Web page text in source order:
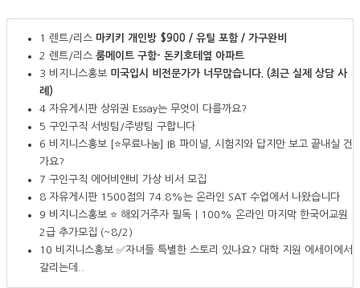
1 렌트/리스 마키키 개인방 $900 / 유틸 포함 / 가구완비
2 렌트/리스 룸메이트 구함- 돈키호테옆 아파트
3 비지니스홍보 미국입시 비전문가가 너무많습니다. (최근 실제 상담 사
례)
4 자유게시판 상위권 Essay는 무엇이 다를까요?
5 구인구직 서빙팀/주방팀 구합니다
6 비지니스홍보 [⭐무료나눔] IB 파이널, 시험지와 답지만 보고 끝내실 건
가요?
7 구인구직 에어비앤비 가상 비서 모집
8 자유게시판 1500점의 74.8%는 온라인 SAT 수업에서 나왔습니다
9 비지니스홍보 ⭐ 해외거주자 필독｜100% 온라인 마지막 한국어교원
2급 추가모집 (~8/2)
10 비지니스홍보 ✅자녀들 특별한 스토리 있나요? 대학 지원 에세이에서
갈리는데..